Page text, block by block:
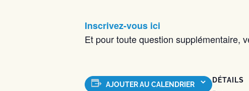
Inscrivez-vous ici
Et pour toute question supplémentaire,
AJOUTER AU CALENDRIER
DÉTAILS